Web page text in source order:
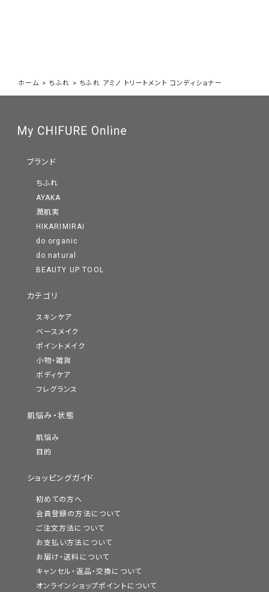
ホーム > ちふれ > ちふれ アミノ トリートメント コンディショナー
ブランド
ちふれ
AYAKA
潤肌実
HIKARIMIRAI
do organic
do natural
BEAUTY UP TOOL
カテゴリ
スキンケア
ベースメイク
ポイントメイク
小物・雑貨
ボディケア
フレグランス
肌悩み・状態
肌悩み
目的
ショッピングガイド
初めての方へ
会員登録の方法について
ご注文方法について
お支払い方法について
お届け・送料について
キャンセル・返品・交換について
オンラインショップポイントについて